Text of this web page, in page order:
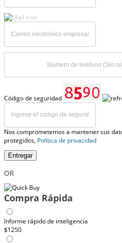
Código de seguridad
Nos comprometemos a mantener sus
protegidos, Política de privacidad
Entregar
OR
Compra Rápida
Informe rápido de inteligencia
$1250